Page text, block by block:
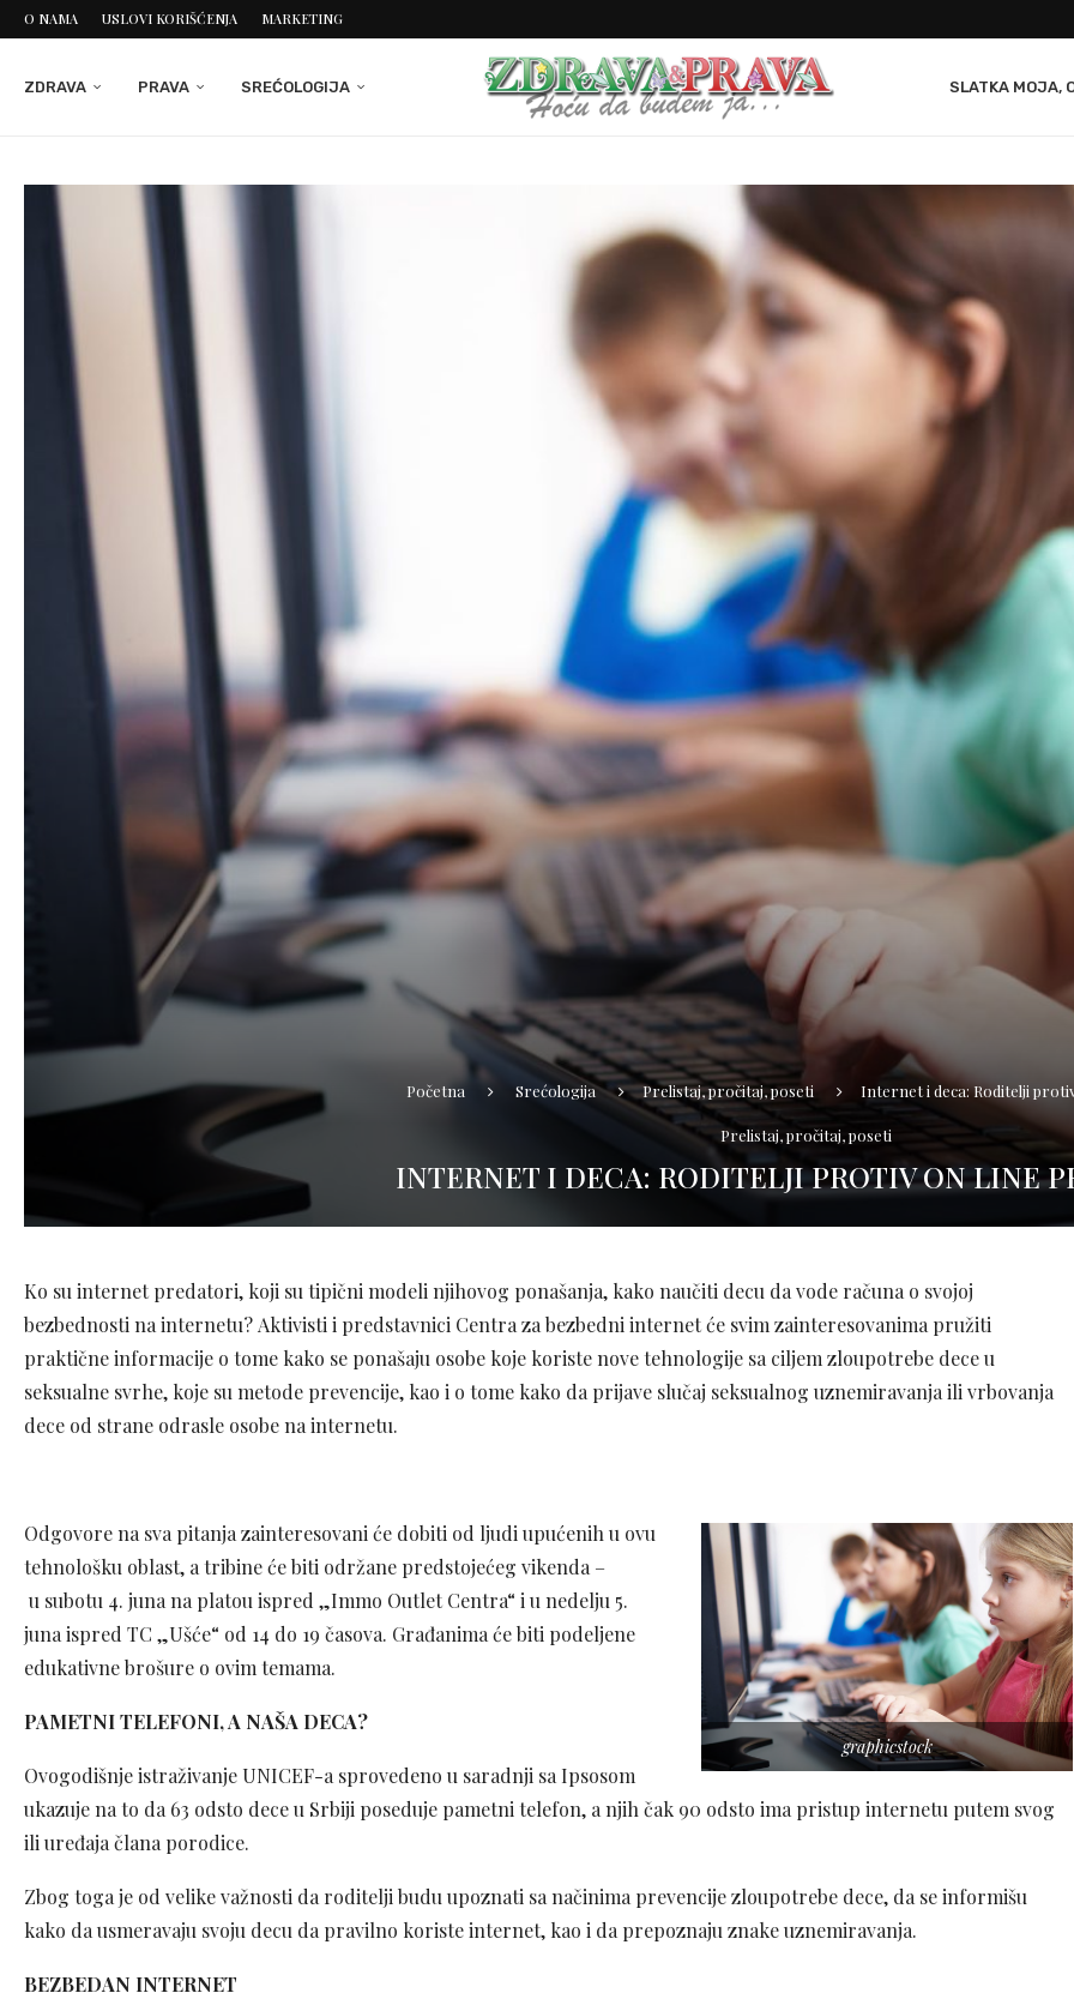
O NAMA USLOVI KORIŠĆENJA MARKETING
ZDRAVA PRAVA SREĆOLOGIJA SLATKA MOJA,
Početna Srećologija Prelistaj, pročitaj, poseti Internet i deca: Roditelji
Prelistaj, pročitaj, poseti
INTERNET I DECA: RODITELJI PROTIV ON LINE
Ko su internet predatori, koji su tipični modeli njihovog ponašanja, kako naučiti decu da vode računa o svojoj
bezbednosti na internetu? Aktivisti i predstavnici Centra za bezbedni internet će svim zainteresovanima pružiti
praktične informacije o tome kako se ponašaju osobe koje koriste nove tehnologije sa ciljem zloupotrebe dece u
seksualne svrhe, koje su metode prevencije, kao i o tome kako da prijave slučaj seksualnog uznemiravanja ili vrbovanja
dece od strane odrasle osobe na internetu.
graphicstock
Odgovore na sva pitanja zainteresovani će dobiti od ljudi upućenih u ovu
tehnološku oblast, a tribine će biti održane predstojećeg vikenda –
u subotu 4. juna na platou ispred „Immo Outlet Centra“ i u nedelju 5.
juna ispred TC „Ušće“ od 14 do 19 časova. Građanima će biti podeljene
edukativne brošure o ovim temama.
PAMETNI TELEFONI, A NAŠA DECA?
Ovogodišnje istraživanje UNICEF-a sprovedeno u saradnji sa Ipsosom
ukazuje na to da 63 odsto dece u Srbiji poseduje pametni telefon, a njih čak 90 odsto ima pristup internetu putem svog
ili uređaja člana porodice.
Zbog toga je od velike važnosti da roditelji budu upoznati sa načinima prevencije zloupotrebe dece, da se informišu
kako da usmeravaju svoju decu da pravilno koriste internet, kao i da prepoznaju znake uznemiravanja.
BEZBEDAN INTERNET